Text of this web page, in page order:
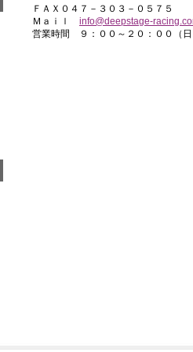
ＦＡＸ０４７－３０３－０５７５
Ｍａｉｌ info@deepstage-
営業時間 ９：００～２０：００（日